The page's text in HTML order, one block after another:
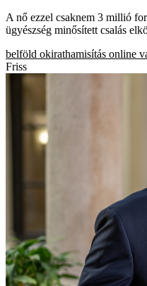
A nő ezzel csaknem 3 millió
ügyészség minősített csalás
belföld okirathamisítás online
Friss